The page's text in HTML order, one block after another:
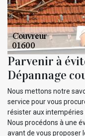
Parvenir à
Dépannage
Nous mettons notre
service pour vous
résister aux
Nous procédons à une
avant de vous proposer